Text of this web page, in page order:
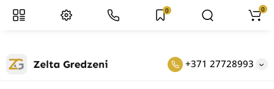
+371 27728993
0 0